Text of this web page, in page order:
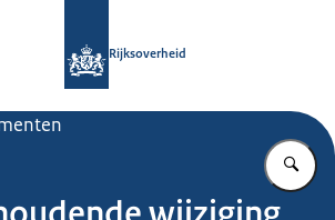
Rijksoverheid